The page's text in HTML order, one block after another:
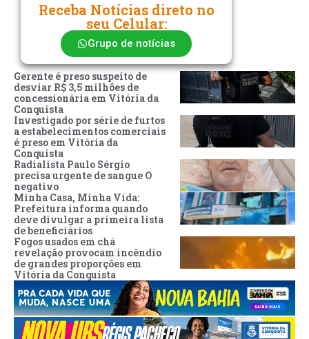
Receba Notícias direto no
seu Celular:
Grupo de notícias
Gerente é preso suspeito de
desviar R$ 3,5 milhões de
concessionária em Vitória da
Conquista
Investigado por série de furtos
a estabelecimentos comerciais
é preso em Vitória da
Conquista
Radialista Paulo Sérgio
precisa urgente de sangue O
negativo
Minha Casa, Minha Vida:
Prefeitura informa quando
deve divulgar a primeira lista
de beneficiários
Fogos usados em chá
revelação provocam incêndio
de grandes proporções em
Vitória da Conquista